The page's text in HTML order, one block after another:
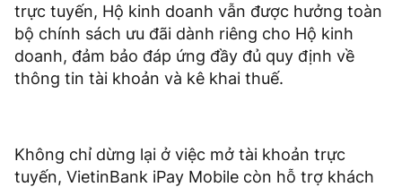
trực tuyến, Hộ kinh doanh vẫn được hưởng toàn
bộ chính sách ưu đãi dành riêng cho Hộ kinh
doanh, đảm bảo đáp ứng đầy đủ quy định về
thông tin tài khoản và kê khai thuế.
Không chỉ dừng lại ở việc mở tài khoản trực
tuyến, VietinBank iPay Mobile còn hỗ trợ khách